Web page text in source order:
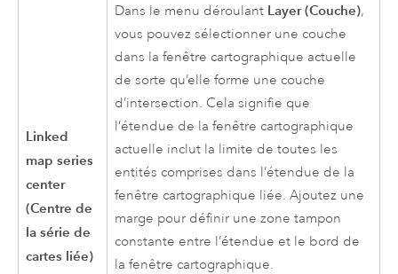
Linked
map series
center
(Centre de
la série de
cartes liée)
Dans le menu déroulant Layer (Couche),
vous pouvez sélectionner une couche
dans la fenêtre cartographique actuelle
de sorte qu’elle forme une couche
d’intersection. Cela signifie que
l’étendue de la fenêtre cartographique
actuelle inclut la limite de toutes les
entités comprises dans l’étendue de la
fenêtre cartographique liée. Ajoutez une
marge pour définir une zone tampon
constante entre l’étendue et le bord de
la fenêtre cartographique.